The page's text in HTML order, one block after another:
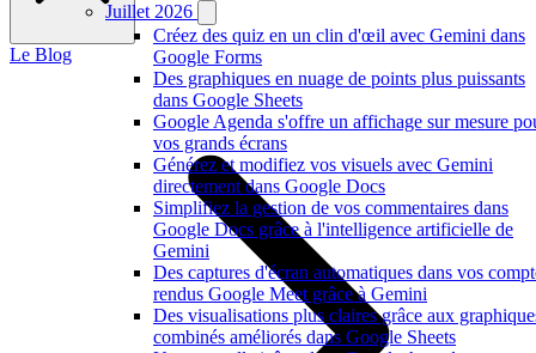
Juillet 2026
Créez des quiz en un clin d'œil avec Gemini dans
Google Forms
Des graphiques en nuage de points plus puissants
dans Google Sheets
Google Agenda s'offre un affichage sur mesure
vos grands écrans
Générez et modifiez vos visuels avec Gemini
directement dans Google Docs
Simplifiez la gestion de vos commentaires dans
Google Docs grâce à l'intelligence artificielle de
Gemini
Des captures d'écran automatiques dans vos
rendus Google Meet grâce à Gemini
Des visualisations plus claires grâce aux
combinés améliorés dans Google Sheets
Le Blog